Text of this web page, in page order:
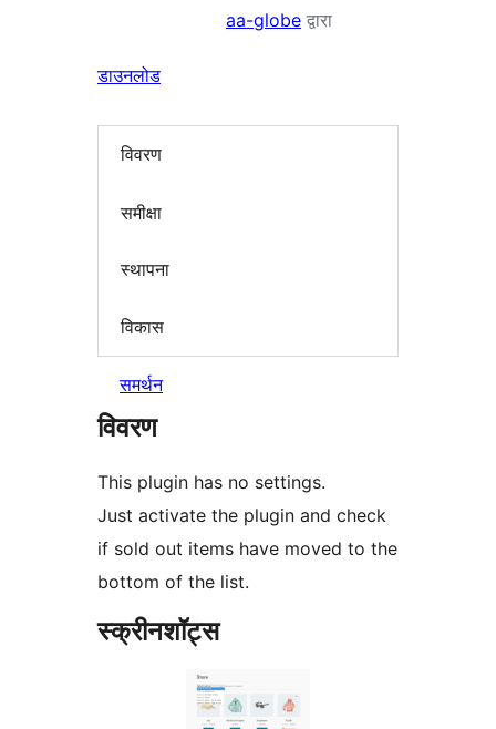
aa-globe द्वारा
डाउनलोड
विवरण
समीक्षा
स्थापना
विकास
समर्थन
विवरण
This plugin has no settings.
Just activate the plugin and check
if sold out items have moved to the
bottom of the list.
स्क्रीनशॉट्स